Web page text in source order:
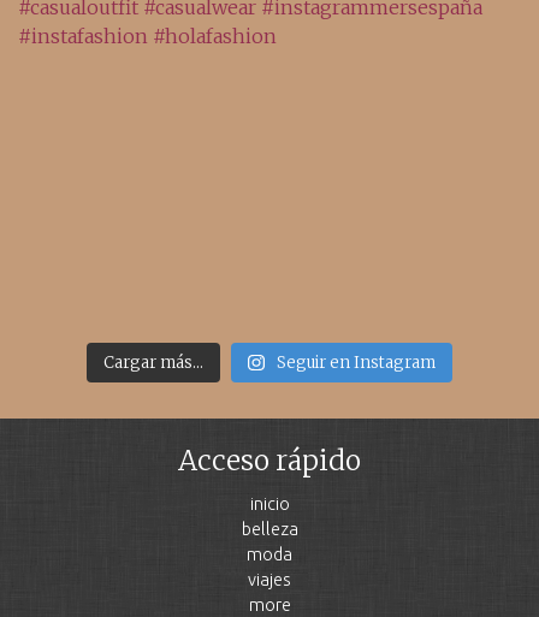
Cargar más... Seguir en Instagram
Acceso rápido
inicio
belleza
moda
viajes
more